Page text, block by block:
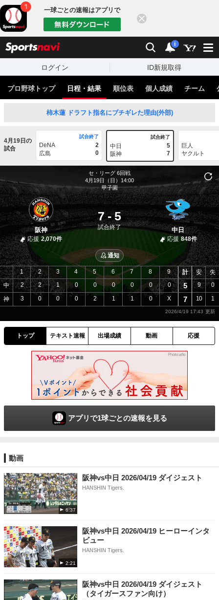
一球ごとの速報はアプリで
検索 通知
i
ログイン ID新規取得
プロ野球トップ 日程・結果 順位表 個人成績 チーム
柿木蓮 ドラフト指名にブチギレた理由(外部)
4月19日の
試合
試合終了
DeNA
2
広島
0
試合終了
中日
5
阪神
7
巨人
ヤクルト
セ・リーグ 6回戦
4月19日（日）14:00
甲子園
阪神
応援 2,070件
7 - 5
試合終了 中日
応援 848件
通知
中
神
1 2 3 4 5 6 7 8
9
2
2 1 0 0 0 0 0
0
3
0 0 0 2 1 1 0 X
計 安 失
5 9 0
7 10 1
2026/4/19 17:43
トップ テキスト速報 出場成績 動画 応援
アプリで1球ごとの速報を見る
動画
6:37
阪神vs中日 2026/04/19 ダイジェスト
HANSHIN Tigers.
2:21
阪神vs中日 2026/04/19 ヒーローインタ
ビュー
HANSHIN Tigers.
阪神vs中日 2026/04/19 ダイジェスト
（タイガースファン向け）